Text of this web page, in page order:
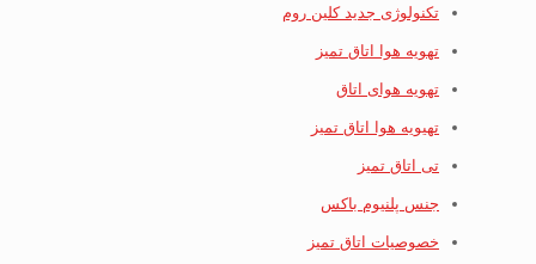
تکنولوژی جدید کلین روم
تهویه هوا اتاق تمیز
تهویه هوای اتاق
تهیویه هوا اتاق تمیز
تی اتاق تمیز
جنس پلنیوم باکس
خصوصیات اتاق تمیز